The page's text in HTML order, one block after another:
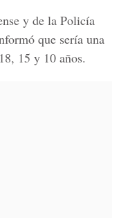
y de la Policía
que sería una
15 y 10 años.